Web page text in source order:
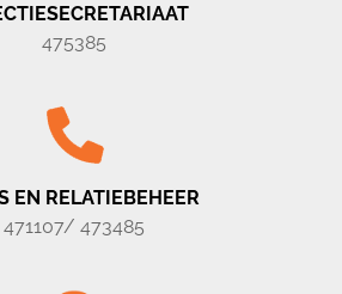
475385
EN RELATIEBEHEER
471107/ 473485